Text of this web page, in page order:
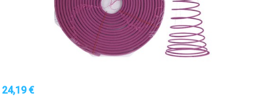
24,19 €